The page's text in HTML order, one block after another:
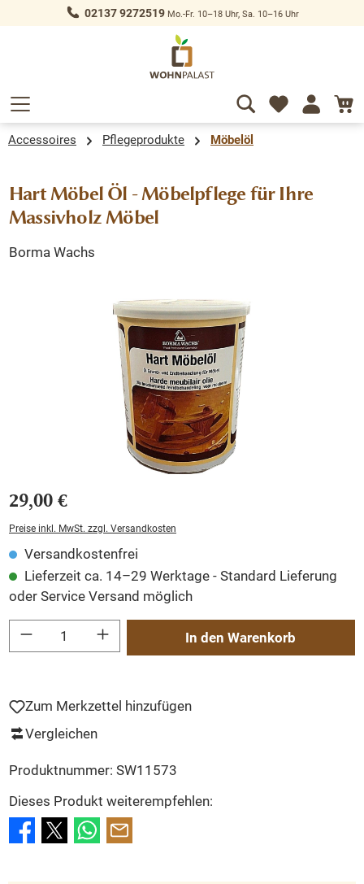
springen 02137 9272519Mo.-Fr. 10–18 Uhr, Sa. 10–16 Uhr
Accessoires Pflegeprodukte Möbelöl
Hart Möbel Öl - Möbelpflege für Ihre
Massivholz Möbel
Borma Wachs
Bildergalerie überspringen
29,00 €
Preise inkl. MwSt. zzgl. Versandkosten
Versandkostenfrei
Lieferzeit ca. 14–29 Werktage - Standard Lieferung
oder Service Versand möglich
Produkt Anzahl: Gib den gewünschten Wert ein oder benutze die Schaltflächen
In den Warenkorb
Zum Merkzettel hinzufügen
Vergleichen
Produktnummer: SW11573
Dieses Produkt weiterempfehlen: